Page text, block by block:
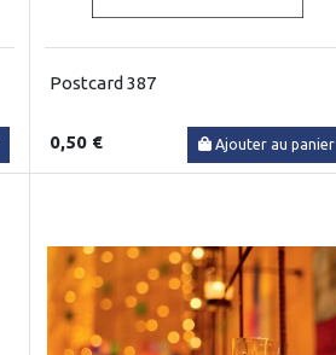
Postcard 387
0,50 € Ajouter au panier